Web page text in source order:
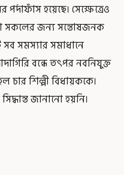
হয়েছে। সেক্ষেত্রেও
সকলের জন্য সন্তোষজনক
সব সমস্যার সমাধানে
বন্ধে তৎপর নবনিযুক্ত
চার শিল্পী বিধায়ককে।
জানানো হয়নি।